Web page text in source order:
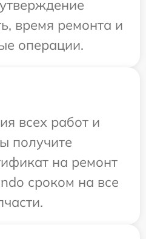
время ремонта и
операции.
всех работ и
получите
на ремонт
сроком на все